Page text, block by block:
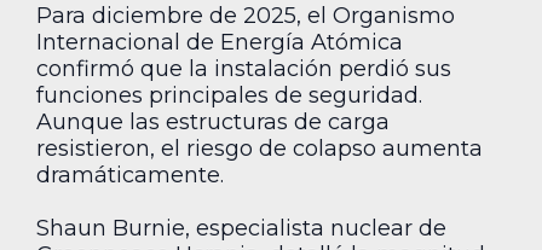
Para diciembre de 2025, el Organismo
Internacional de Energía Atómica
confirmó que la instalación perdió sus
funciones principales de seguridad.
Aunque las estructuras de carga
resistieron, el riesgo de colapso aumenta
dramáticamente.
Shaun Burnie, especialista nuclear de